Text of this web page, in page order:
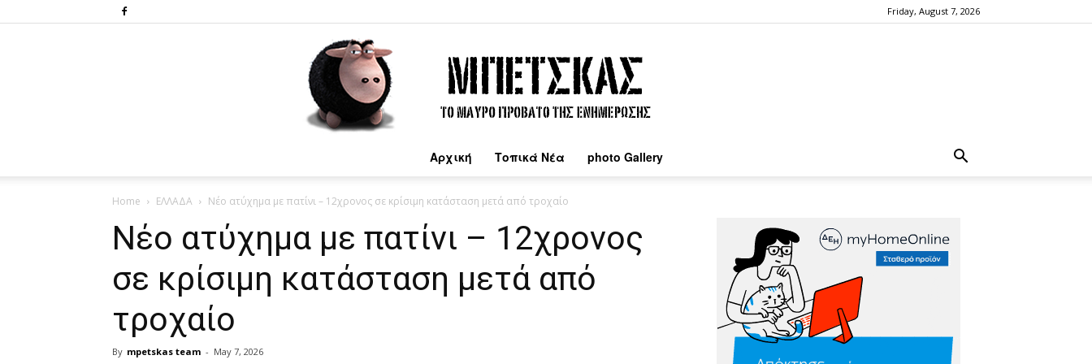
Friday, August 7, 2026
Αρχική Τοπικά Νέα photo Gallery
Home ΕΛΛΑΔΑ Νέο ατύχημα με πατίνι – 12χρονος σε κρίσιμη κατάσταση μετά από τροχαίο
Νέο ατύχημα με πατίνι – 12χρονος
σε κρίσιμη κατάσταση μετά από
τροχαίο
By mpetskas team - May 7, 2026